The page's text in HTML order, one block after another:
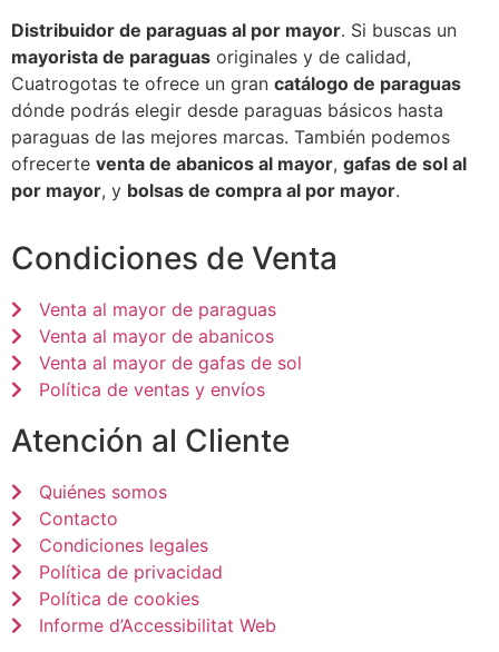
Distribuidor de paraguas al por mayor. Si buscas un
mayorista de paraguas originales y de calidad,
Cuatrogotas te ofrece un gran catálogo de paraguas
dónde podrás elegir desde paraguas básicos hasta
paraguas de las mejores marcas. También podemos
ofrecerte venta de abanicos al mayor, gafas de sol al
por mayor, y bolsas de compra al por mayor.
Condiciones de Venta
Venta al mayor de paraguas
Venta al mayor de abanicos
Venta al mayor de gafas de sol
Política de ventas y envíos
Atención al Cliente
Quiénes somos
Contacto
Condiciones legales
Política de privacidad
Política de cookies
Informe d’Accessibilitat Web